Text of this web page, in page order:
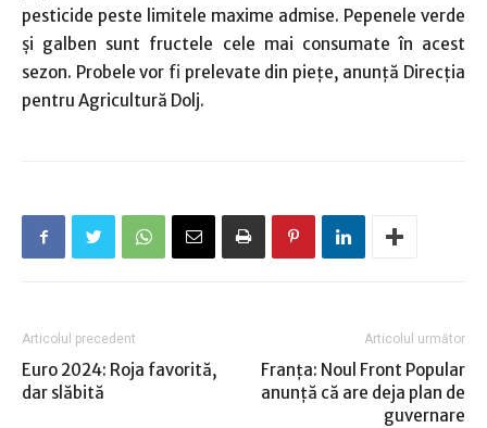
pesticide peste limitele maxime admise. Pepenele verde
şi galben sunt fructele cele mai consumate în acest
sezon. Probele vor fi prelevate din pieţe, anunţă Direcţia
pentru Agricultură Dolj.
Articolul precedent
Euro 2024: Roja favorită,
dar slăbită
Articolul următor
Franţa: Noul Front Popular
anunţă că are deja plan de
guvernare